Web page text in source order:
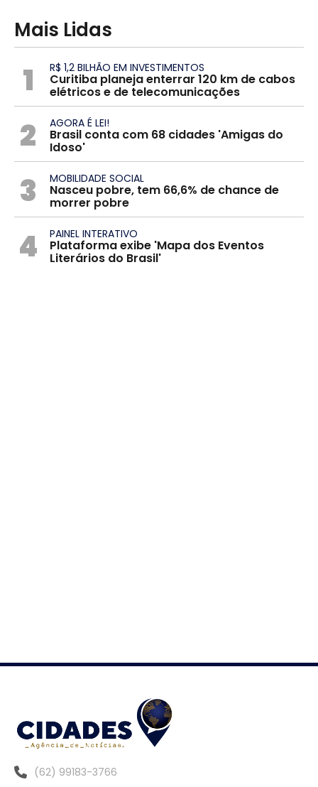
Mais Lidas
1 R$ 1,2 BILHÃO EM INVESTIMENTOS
Curitiba planeja enterrar 120 km de cabos
elétricos e de telecomunicações
2 AGORA É LEI!
Brasil conta com 68 cidades 'Amigas do
Idoso'
3 MOBILIDADE SOCIAL
Nasceu pobre, tem 66,6% de chance de
morrer pobre
4 PAINEL INTERATIVO
Plataforma exibe 'Mapa dos Eventos
Literários do Brasil'
(62) 99183-3766